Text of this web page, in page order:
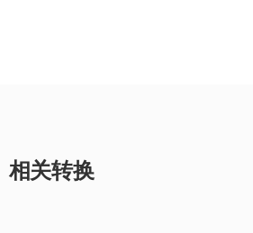
相关转换